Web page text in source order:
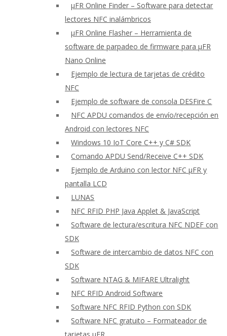
μFR Online Finder – Software para detectar
lectores NFC inalámbricos
μFR Online Flasher – Herramienta de
software de parpadeo de firmware para μFR
Nano Online
Ejemplo de lectura de tarjetas de crédito
NFC
Ejemplo de software de consola DESFire C
NFC APDU comandos de envío/recepción en
Android con lectores NFC
Windows 10 IoT Core C++ y C# SDK
Comando APDU Send/Receive C++ SDK
Ejemplo de Arduino con lector NFC μFR y
pantalla LCD
LUNAS
NFC RFID PHP Java Applet & JavaScript
Software de lectura/escritura NFC NDEF con
SDK
Software de intercambio de datos NFC con
SDK
Software NTAG & MIFARE Ultralight
NFC RFID Android Software
Software NFC RFID Python con SDK
Software NFC gratuito – Formateador de